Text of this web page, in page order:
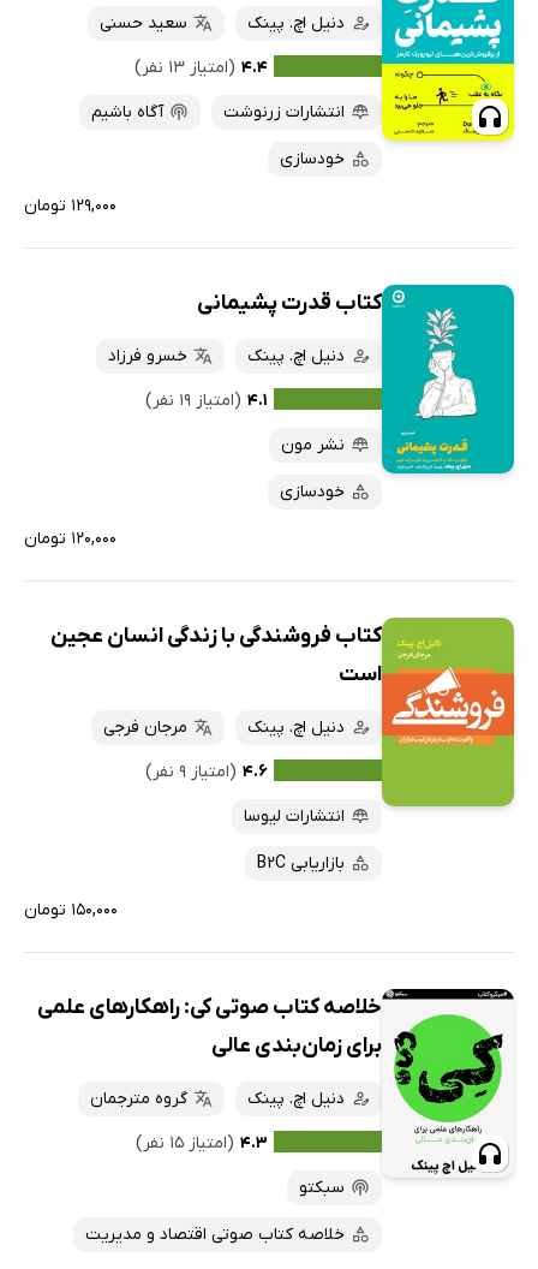
دنیل اچ. پینک
سعید حسنی
۴.۴ (امتیاز ۱۳ نفر)
انتشارات زرنوشت
آگاه باشیم
خودسازی
۱۲۹,۰۰۰ تومان
کتاب قدرت پشیمانی
دنیل اچ. پینک
خسرو فرزاد
۴.۱ (امتیاز ۱۹ نفر)
نشر مون
خودسازی
۱۲۰,۰۰۰ تومان
کتاب فروشندگی با زندگی انسان عجین
است
دنیل اچ. پینک
مرجان فرجی
۴.۶ (امتیاز ۹ نفر)
انتشارات لیوسا
بازاریابی B2C
۱۵۰,۰۰۰ تومان
خلاصه کتاب صوتی کی: راهکارهای علمی
برای زمان‌بندی عالی
دنیل اچ. پینک
گروه مترجمان
۴.۳ (امتیاز ۱۵ نفر)
سبکتو
خلاصه کتاب صوتی اقتصاد و مدیریت